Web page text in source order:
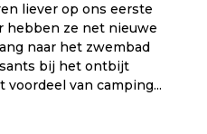
liever op ons eerste
hebben ze net nieuwe
naar het zwembad
bij het ontbijt
voordeel van camping...